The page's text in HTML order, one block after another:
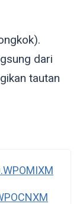
dari
tautan